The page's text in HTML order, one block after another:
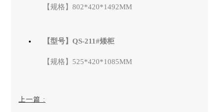
【规格】802*420*1492MM
【型号】QS-211#矮柜
【规格】525*420*1085MM
上一篇 :